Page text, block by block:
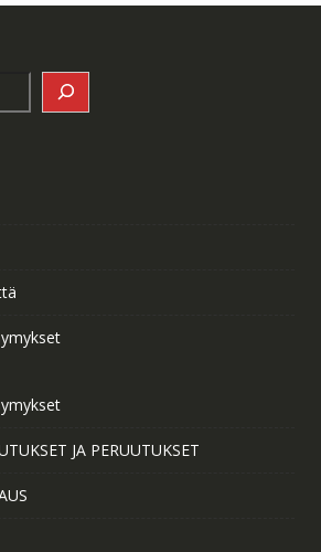
JA PERUUTUKSET